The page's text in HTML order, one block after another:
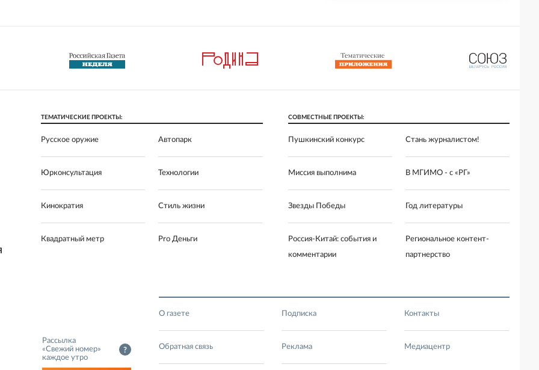
ТЕМАТИЧЕСКИЕ ПРОЕКТЫ:
Русское оружие Автопарк
Юрконсультация Технологии
Кинократия Стиль жизни
Квадратный метр Pro Деньги
СОВМЕСТНЫЕ ПРОЕКТЫ:
Пушкинский конкурс Стань журналистом!
Миссия выполнима В МГИМО - с «РГ»
Звезды Победы Год литературы
Россия-Китай: события и
комментарии
Региональное контент-
партнерство
О газете Подписка Контакты
Обратная связь Реклама Медиацентр
Рассылка
«Свежий номер»
каждое утро
?